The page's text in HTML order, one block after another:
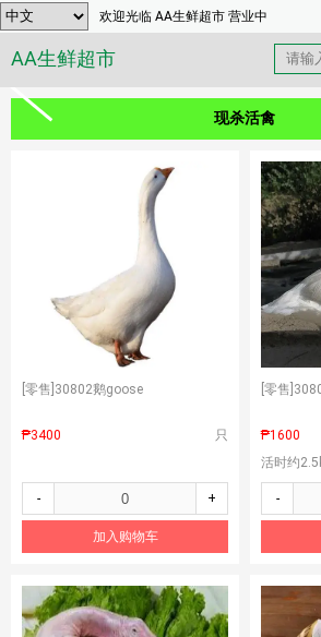
欢迎光临 AA生鲜超市 营业中
AA生鲜超市
现杀活禽
[零售] 30802鹅goose
₱3400 只
- +
加入购物车
[零售]
₱1600
活时约
-